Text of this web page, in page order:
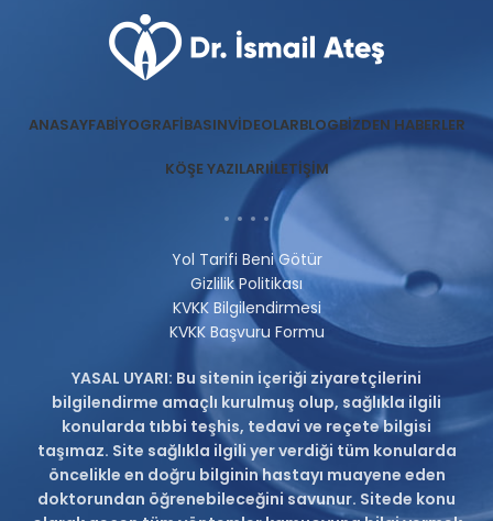
ANASAYFABIYOGRAFIBASINVIDEOLARBLOGBIZDEN HABERLER
KÖŞE YAZILARIİLETIŞIM
Yol Tarifi Beni Götür
Gizlilik Politikası
KVKK Bilgilendirmesi
KVKK Başvuru Formu
YASAL UYARI: Bu sitenin içeriği ziyaretçilerini
bilgilendirme amaçlı kurulmuş olup, sağlıkla ilgili
konularda tıbbi teşhis, tedavi ve reçete bilgisi
taşımaz. Site sağlıkla ilgili yer verdiği tüm konularda
öncelikle en doğru bilginin hastayı muayene eden
doktorundan öğrenebileceğini savunur. Sitede konu